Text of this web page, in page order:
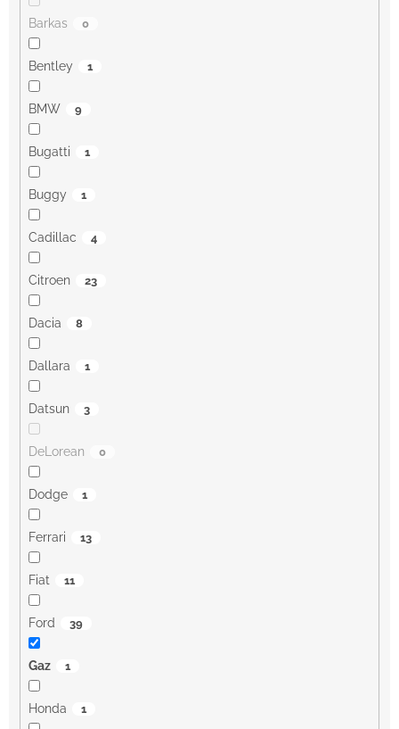
Barkas 0
Bentley 1
BMW 9
Bugatti 1
Buggy 1
Cadillac 4
Citroen 23
Dacia 8
Dallara 1
Datsun 3
DeLorean 0
Dodge 1
Ferrari 13
Fiat 11
Ford 39
Gaz 1
Honda 1